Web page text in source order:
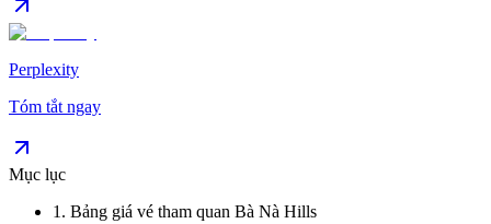
Perplexity
Tóm tắt ngay
Mục lục
1 . Bảng giá vé tham quan Bà Nà Hills